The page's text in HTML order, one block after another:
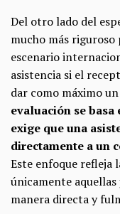
Del otro lado del
mucho más riguroso
escenario
asistencia si el
dar como máximo
evaluación se
exige que una
directamente a un
Este enfoque refleja
únicamente
manera directa y